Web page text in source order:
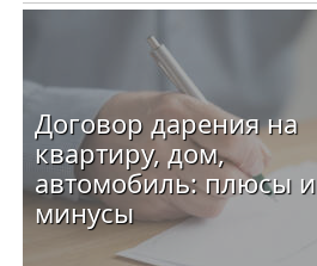
Договор дарения на
квартиру, дом,
автомобиль: плюсы и
минусы